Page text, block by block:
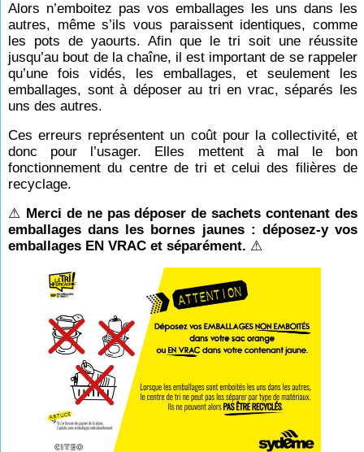
Alors n’emboitez pas vos emballages les uns dans les
autres, même s’ils vous paraissent identiques, comme
les pots de yaourts. Afin que le tri soit une réussite
jusqu’au bout de la chaîne, il est important de se rappeler
qu’une fois vidés, les emballages, et seulement les
emballages, sont à déposer au tri en vrac, séparés les
uns des autres.
Ces erreurs représentent un coût pour la collectivité, et
donc pour l’usager. Elles mettent à mal le bon
fonctionnement du centre de tri et celui des filières de
recyclage.
⚠ Merci de ne pas déposer de sachets contenant des
emballages dans les bornes jaunes : déposez-y vos
emballages EN VRAC et séparément. ⚠